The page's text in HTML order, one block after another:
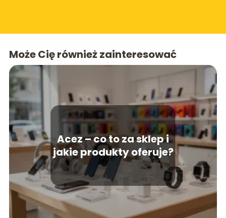
Może Cię również zainteresować
Acez – co to za sklep i
jakie produkty oferuje?